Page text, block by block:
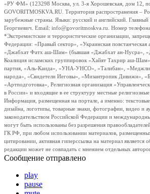
«РУ ФМ» (123298 Москва, ул. 3-я Хорошевская, дом 12,
GOVORITMOSKVA.RU. Территория распространения –
зарубежные страны. Языки: русский и английский.
Георгиевич. Email: info@govoritmoskva.ru. Номер
*Экстремистские и террористические организации,
Федерации: «Правый сектор», «Украинская
«Джабхат Фатх аш-Шам» (бывшая «Джабхат ан-Нусра»,
Коалиция исламских группировок «Хайят Тахрир аш-
партия, «Аль-Каида», «УНА-УНСО», «Талибан», «Меджлис
народа», «Свидетели Иеговы», «Мизантропик Дивижн»,
«Артподготовка», Религиозная организация
в России» и входящие в ее структуру местные религиозные
Информация, размещенная на портале, а именно:
дизайна, логотипы, товарные знаки, фотографии, видео и
законодательством Российской Федерации и
могут быть использованы без разрешения
ГК РФ, при любом использовании материалов,
цитировании, активная гиперссылка на материал является
редакции может не совпадать с мнением отдельных
Сообщение отправлено
play
pause